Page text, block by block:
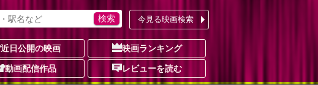
今見る映画検索
近日公開の映画 映画ランキング
動画配信作品 レビューを読む